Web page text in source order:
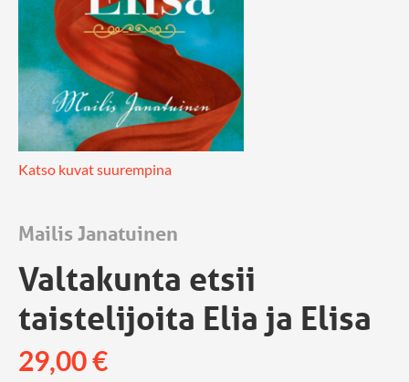
Katso kuvat suurempina
Mailis Janatuinen
Valtakunta etsii
taistelijoita Elia ja Elisa
29,00€